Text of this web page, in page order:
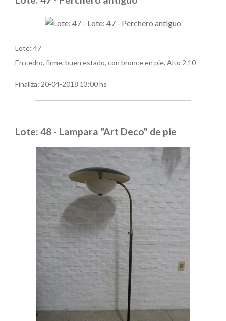
Lote: 47
En cedro, firme, buen estado, con bronce en pie. Alto 2.10
Finaliza: 20-04-2018 13:00 hs
Lote: 48 - Lampara "Art Deco" de pie